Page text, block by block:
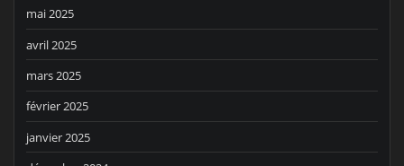
mai 2025
avril 2025
mars 2025
février 2025
janvier 2025